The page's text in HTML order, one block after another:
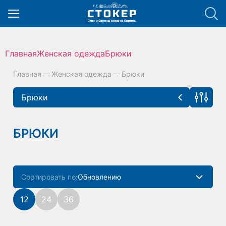
hello_elementor_body_open();
ГлавнаяЖенская одеждаБрюки
Главная Женская одежда Брюки
Брюки
Брюки(42)
Верхняя одежда
БРЮКИ
Сортировать по:Обновлению
Популярности
12 24 36